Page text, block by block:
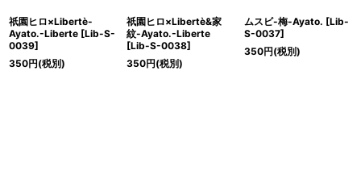
祇園ヒロ×Libertè-
Ayato.-Liberte [Lib-S-
0039]
350円(税別)
祇園ヒロ×Libertè&家
紋-Ayato.-Liberte
[Lib-S-0038]
350円(税別)
ムスビ-梅-Ayato. [Lib-
S-0037]
350円(税別)